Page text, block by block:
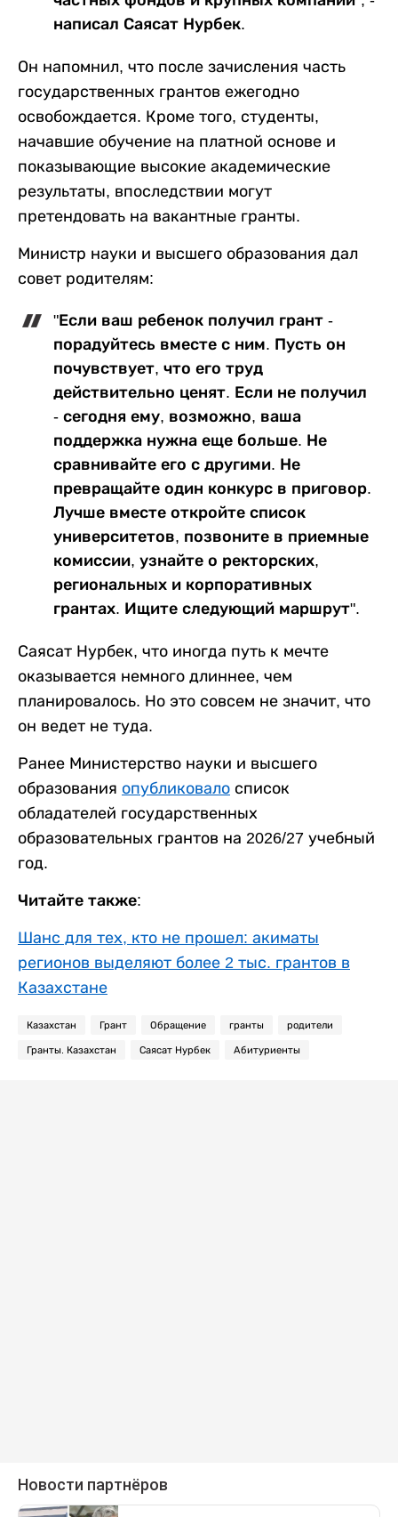
написал Саясат Нурбек.
Он напомнил, что после зачисления часть
государственных грантов ежегодно
освобождается. Кроме того, студенты,
начавшие обучение на платной основе и
показывающие высокие академические
результаты, впоследствии могут
претендовать на вакантные гранты.
Министр науки и высшего образования дал
совет родителям:
"Если ваш ребенок получил грант -
порадуйтесь вместе с ним. Пусть он
почувствует, что его труд
действительно ценят. Если не получил
- сегодня ему, возможно, ваша
поддержка нужна еще больше. Не
сравнивайте его с другими. Не
превращайте один конкурс в приговор.
Лучше вместе откройте список
университетов, позвоните в приемные
комиссии, узнайте о ректорских,
региональных и корпоративных
грантах. Ищите следующий маршрут".
Саясат Нурбек, что иногда путь к мечте
оказывается немного длиннее, чем
планировалось. Но это совсем не значит, что
он ведет не туда.
Ранее Министерство науки и высшего
образования опубликовало список
обладателей государственных
образовательных грантов на 2026/27 учебный
год.
Читайте также:
Шанс для тех, кто не прошел: акиматы
регионов выделяют более 2 тыс. грантов в
Казахстане
Казахстан Грант Обращение гранты родители
Гранты. Казахстан Саясат Нурбек Абитуриенты